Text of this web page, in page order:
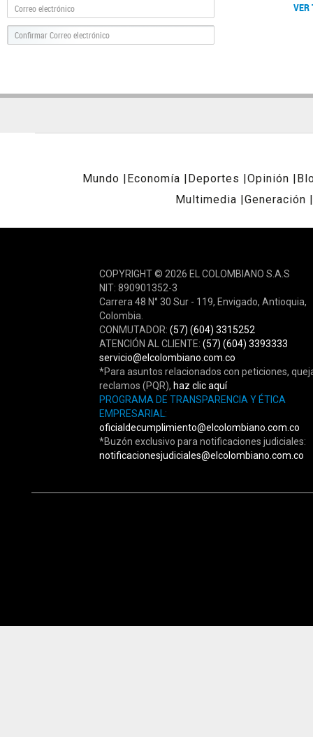
VER
Mundo Economía Deportes Opinión
Multimedia
Generación
COPYRIGHT © 2026 EL COLOMBIANO S.A.S
NIT: 890901352-3
Carrera 48 N° 30 Sur - 119, Envigado, Antioquia,
Colombia.
CONMUTADOR: (57) (604) 3315252
ATENCIÓN AL CLIENTE: (57) (604) 3393333
servicio@elcolombiano.com.co
*Para asuntos relacionados con peticiones,
reclamos (PQR), haz clic aquí
PROGRAMA DE TRANSPARENCIA Y ÉTICA
EMPRESARIAL:
oficialdecumplimiento@elcolombiano.com.co
*Buzón exclusivo para notificaciones judiciales:
notificacionesjudiciales@elcolombiano.com.co